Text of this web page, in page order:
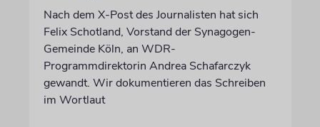
Nach dem X-Post des Journalisten hat sich
Felix Schotland, Vorstand der Synagogen-
Gemeinde Köln, an WDR-
Programmdirektorin Andrea Schafarczyk
gewandt. Wir dokumentieren das Schreiben
im Wortlaut